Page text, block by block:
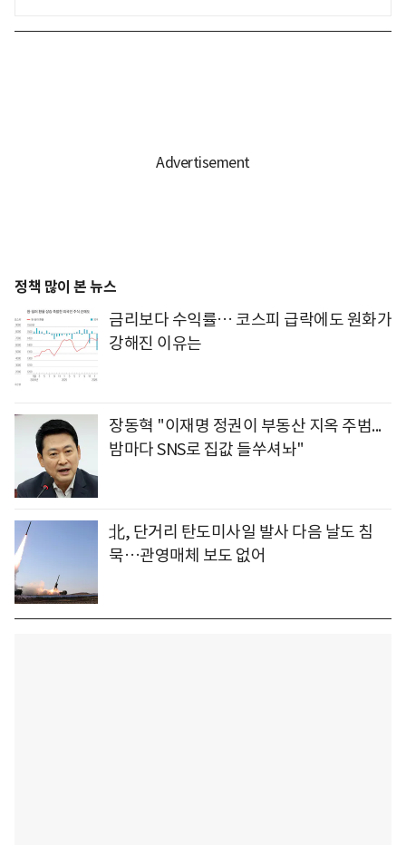
정책 많이 본 뉴스
금리보다 수익률… 코스피 급락에도 원화가
강해진 이유는
장동혁 "이재명 정권이 부동산 지옥 주범...
밤마다 SNS로 집값 들쑤셔놔"
北, 단거리 탄도미사일 발사 다음 날도 침
묵…관영매체 보도 없어